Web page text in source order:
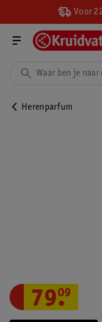
Voor
Herenparfum
79.
09